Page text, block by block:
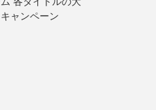
ャンペーン